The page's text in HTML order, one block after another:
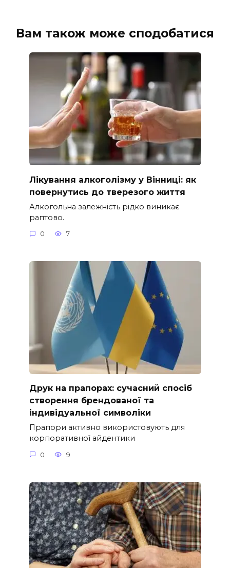
Вам також може сподобатися
Лікування алкоголізму у Вінниці: як
повернутись до тверезого життя
Алкогольна залежність рідко виникає
раптово.
0 7
Друк на прапорах: сучасний спосіб
створення брендованої та
індивідуальної символіки
Прапори активно використовують для
корпоративної айдентики
0 9